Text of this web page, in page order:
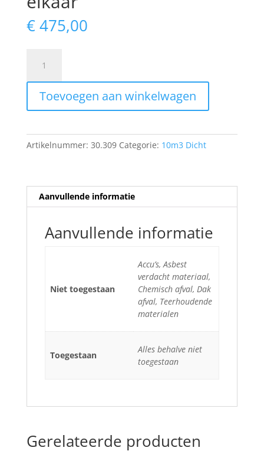
€475,00
Dicht
Alles
door
elkaar
Toevoegen aan winkelwagen
Artikelnummer: 30.309 Categorie: 10m3 Dicht
Aanvullende informatie
Aanvullende informatie
Niet toegestaan
Accu’s, Asbest
verdacht materiaal,
Chemisch afval, Dak
afval, Teerhoudende
materialen
Toegestaan
Alles behalve niet
toegestaan
Gerelateerde producten